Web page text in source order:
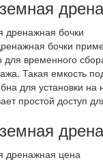
бочки
для временного
Такая емкость
для установки на
простой доступ